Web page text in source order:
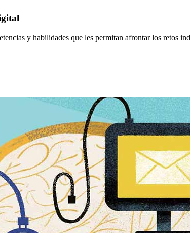
y habilidades que les permitan afrontar los retos